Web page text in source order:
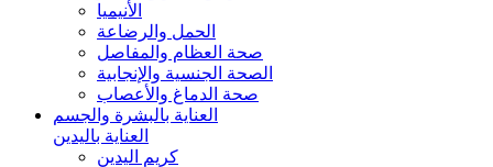
الأنيميا
الحمل والرضاعة
صحة العظام والمفاصل
الصحة الجنسية والإنجابية
صحة الدماغ والأعصاب
العناية بالبشرة والجسم
العناية باليدين
كريم اليدين